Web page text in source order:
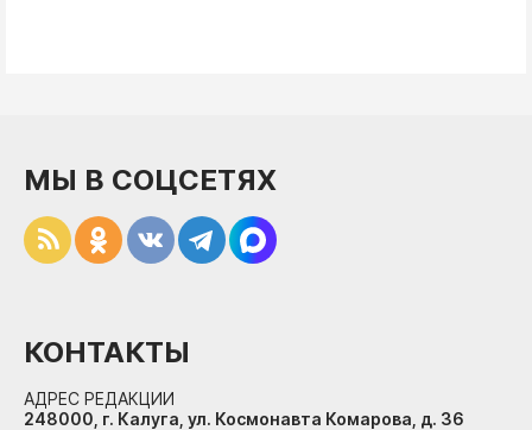
МЫ В СОЦСЕТЯХ
КОНТАКТЫ
АДРЕС РЕДАКЦИИ
248000, г. Калуга, ул. Космонавта Комарова, д. 36